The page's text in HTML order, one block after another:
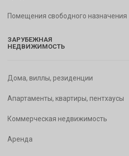
Помещения свободного назначения
ЗАРУБЕЖНАЯ
НЕДВИЖИМОСТЬ
Дома, виллы, резиденции
Апартаменты, квартиры, пентхаусы
Коммерческая недвижимость
Аренда